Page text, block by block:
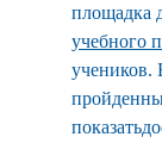
площадка
учебного
учеников.